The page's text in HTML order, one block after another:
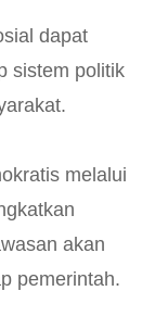
dapat
sistem politik
melalui
akan
pemerintah.